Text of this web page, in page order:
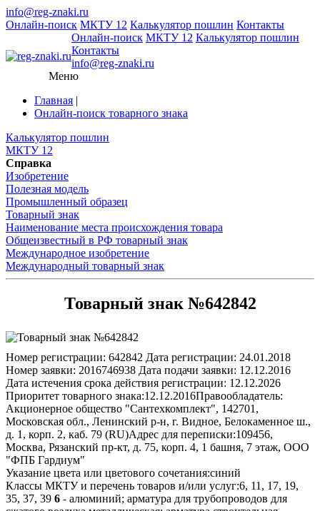
info@reg-znaki.ru
Онлайн-поиск МКТУ 12 Калькулятор пошлин Контакты
Онлайн-поиск МКТУ 12 Калькулятор пошлин
Контакты
info@reg-znaki.ru
Меню
Главная |
Онлайн-поиск товарного знака
Калькулятор пошлин
МКТУ 12
Справка
Изобретение
Полезная модель
Промышленный образец
Товарный знак
Наименование места происхождения товара
Общеизвестный в РФ товарный знак
Международное изобретение
Международный товарный знак
Товарный знак №642842
Номер регистрации: 642842 Дата регистрации: 24.01.2018
Номер заявки: 2016746938 Дата подачи заявки: 12.12.2016
Дата истечения срока действия регистрации: 12.12.2026
Приоритет товарного знака:12.12.2016Правообладатель:
Акционерное общество "Сантехкомплект", 142701,
Московская обл., Ленинский р-н, г. Видное, Белокаменное ш.,
д. 1, корп. 2, каб. 79 (RU)Адрес для переписки:109456,
Москва, Рязанский пр-кт, д. 75, корп. 4, 1 башня, 7 этаж, ООО
"ФПБ Гардиум"
Указание цвета или цветового сочетания:синий
Классы МКТУ и перечень товаров и/или услуг:6, 11, 17, 19,
35, 37, 39 6 - алюминий; арматура для трубопроводов для сжатого воздуха металлическая; арматура строительная металлическая; баббит; бакены несветящиеся металлические; баки металлические; балки металлические; балки широкополочные металлические; баллоны [резервуары металлические] для сжатых газов или жидкого воздуха; банки консервные металлические; барабаны намоточные для гибких труб металлические немеханические; бассейны плавательные [конструкции металлические]; бериллий [глициний]; беседки, увитые зеленью [металлические конструкции]; блюмы [металлургия]; болванки из обычных металлов; болты анкерные; болты металлические; болты с проушиной; бочки металлические; бочки причальные металлические; бочонки металлические; браслеты опознавательные для больниц металлические; бронза; бубенчики для животных; колокольчики для животных; бубенчики; колокола; колокольчики; буквы и цифры из обычных металлов, за исключением типографских; бункеры металлические; бюсты металлические; ванадий; ванны для птиц [конструкции металлические]; вентили металлические, за исключением деталей машин; клапаны металлические, за исключением деталей машин; верстаки с тисками металлические; винты металлические; шурупы металлические; вольеры металлические [конструкции]; вольфрам; воронки металлические немеханические; ворота металлические; порталы металлические; втулки [изделия скобяные металлические]; втулки обжимные металлические для рукояток; вывески металлические; вышки для прыжков в воду металлические; габариты погрузки для железнодорожных вагонов металлические; гайки металлические; галенит [руда]; гафний [кельтий]; гвозди; гвозди обивочные; гвозди финишные; гвозди подковные; германий; губки тисков металлические; двери металлические; дефлекторы дымовых труб металлические; дома сборные [наборы готовые] металлические; доски мемориальные металлические; дымоходы металлические; дюбели металлические; емкости для перемешивания строительного раствора металлические; емкости для упаковки металлические; емкости для хранения кислот металлические; жалюзи металлические; железо обручное; железо необработанное или частично обработанное; желоба водосточные металлические; желоба водосточные уличные металлические; жесть; задвижки дверные металлические; задвижки оконные металлические; задвижки плоские; зажимы для канатов, тросов металлические; зажимы металлические [скобы]; зажимы тормозные [башмаки для блокировки колес]; заклепки металлические; замки висячие; замки для коробок металлические; замки для сумок металлические; замки для портфелей металлические; замки для транспортных средств металлические; замки металлические, за исключением электрических; запоры металлические, за исключением электрических; замки пружинные; запоры пружинные; запоры для контейнеров металлические; затычки металлические; пробки металлические; защелки металлические; звенья натяжные соединительные; звенья соединительные для цепей металлические; колокольчики дверные металлические неэлектрические; знаки дорожные несветящиеся немеханические металлические; знаки номерные регистрационные металлические; пластины номерные регистрационные металлические; знаки сигнальные несветящиеся немеханические металлические; изгороди металлические; изделия замочные металлические [скобяные изделия]; изделия из бронзы [произведения искусства]; изделия из обычных металлов художественные; изделия скобяные металлические; индий; кабинки пляжные металлические; кабины телефонные металлические; кадмий; камеры покрасочные металлические; канаты для подвесных дорог; тросы для подвесных дорог; канаты металлические; каркасы для оранжерей металлические; каркасы для теплиц металлические; каркасы строительные металлические; карнизы металлические; катки [конструкции металлические]; керметы; металлокерамика; клапаны водопроводных труб металлические; клапаны дренажных труб металлические; клетки для диких животных металлические; ключи; кнехты швартовые металлические; кобальт необработанный; кокили [литейное производство]; колена для труб металлические; отводы для труб металлические; колесики для кроватей металлические; ролики для кроватей металлические; колесики для мебели металлические; ролики для мебели металлические; коллекторы для трубопроводов металлические; колонны для конструкций металлические; колонны обсадные для нефтяных скважин металлические; колпаки дымовых труб металлические; колпачки укупорочные для бутылок металлические; крышки для бутылок металлические; кронен-пробки для бутылок металлические; колпачки укупорочные металлические; колышки для палаток металлические; колышки металлические; стержни металлические; кольца для ключей металлические; кольца медные; кольца стопорные металлические; кольца уплотнительные металлические; кольца предохранительные металлические; комплекты дверные металлические; комплекты оконные металлические; конструкции металлические; конструкции передвижные металлические; конструкции стальные; контейнеры металлические [для хранения и транспортировки]; контррельсы металлические; корзины металлические; коробки дверные металлические; рамы дверные металлические; коробки для инструментов металлические; косоуры [части лестниц] металлические; краны для бочек металлические; крепи водонепроницаемые металлические; кровли металлические; кронштейны строительные металлические; консоли строительные металлические; круги поворотные [для рельсовых путей]; крышки винтовые для бутылок металлические; крышки для смотровых колодцев металлические; крюки [альпинистское снаряжение] металлические; крюки [скобяные изделия металлические]; крюки для котелков металлические; крюки для крепления шифера [скобяные изделия]; крючки вешалок для одежды металлические; крючки-вешалки для одежды металлические; курятники металлические; латунь необработанная или частично обработанная; ленты для обвязки или упаковки металлические; леса строительные металлические; лестницы металлические; лестницы приставные металлические; лимониты; листы стальные; литье стальное; ловушки для диких животных; силки для диких животных; капканы для диких животных; западни для диких животных; магний; марганец; материалы армирующие для бетона металлические; материалы армирующие для приводных ремней металлические; материалы армирующие для труб металлические; материалы армирующие строительные металлические; припои твердые; материалы для рельсовых путей железных дорог металлические; материалы для рельсовых путей фуникулеров металлические; материалы строительные металлические; материалы строительные огнеупорные металлические; мачты металлические; мачты стальные; медь необработанная или частично обработанная; мельхиор; металл листовой; металлы обычные необработанные или частично обработанные; металлы пирофорные; металлы порошкообразные; молдинги карнизов металлические; обломы карнизов металлические; молибден; молотки дверные металлические; муфты соединительные для труб металлические; навесы металлические [строительство]; надгробия из бронзы; надгробия металлические; накладки для гидроизоляции строительные металлические; накладки стыковые для гидроизоляции крыш металлические; накладки стыковые для рельсов; наковальни; наковальни [портативные]; наковальни двурогие; наконечники для прогулочных тростей металлические; наконечники для тросов металлические; наконечники для канатов металлические; наручники; насадки металлические; настилы металлические; натяжители для ремней металлические; натяжители металлических лент [звенья натяжные]; натяжители проволоки [звенья натяжные]; натяжители стальных лент [звенья натяжные]; нейзильбер; никель; ниобий; ниппели смазочные; нити обвязочные для сельскохозяйственных целей металлические; нити обвязочные металлические; номера для домов несветящиеся металлические; обвязки металлические для транспортировки грузов и погрузочно-разгрузочных работ; облицовки для стен металлические [строительство]; обрамления для могил металлические; обрамления для надгробий металлические; обрешетки металлические; обручи для бочек металлические; обручи для бочонков металлические; обшивки для стен металлические [строительство]; ограды металлические; ограждения аварийные дорожные металлические; ограждения защитные для деревьев металлические; ограждения решетчатые металлические; окна металлические; оковки для дверей; оковки для окон; олово; опалубки для бетона металлические; опилки металлические; опоры для линий электропередач металлические; опоры металлические; ответвления для трубопроводов металлические; памятники металлические; памятники надгробные металлические; панели для обшивки стен металлические; панели сигнальные несветящиеся немеханические металлические; панели строительные металлические; перегородки металлические; перемычки дверные или оконные металлические; переплеты оконные створные металлические; петли накладные металлические; пластинки для подклинивания металлические; платформы для запуска ракет металлические; платформы для транспортировки грузов металлические; поддоны для транспортировки грузов металлические; платформы сборные металлические; плитка напольная металлическая; плитки строительные металлические; плиты анкерные; плиты броневые; плиты надгробные металлические; плиты половые металлические; плиты стальные; пластины стальные; слябы стальные; заготовки плоские стальные; пломбы свинцовые; поддоны грузовые металлические; поддоны для транспортировки грузов и погрузочно-разгрузочных работ металлические; подносы металлические; подставки для дров в камине металлические; покрытия броневые; покрытия дорожные металлические; покрытия кровельные металлические; покрытия строительные металлические; полоса стальная; полотна дверные металлические; филенки дверные металлические; полы металлические; пороги дверные металлические; потолки металлические; припой золотой; припой серебряный; приспособления для закрывания дверей неэлектрические; приспособления для открывания дверей неэлектрические; приспособления зажимные для труб металлические; приспособления намоточные для гибких труб металлические немеханические; причалы плавучие для швартования судов металлические; проволок